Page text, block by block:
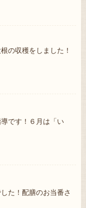
の収穫をしました！
です！６月は「い
た！配膳のお当番さ